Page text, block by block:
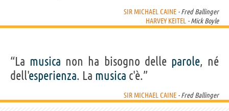
SIR MICHAEL CAINE - Fred Ballinger
HARVEY KEITEL - Mick Boyle
“La musica non ha bisogno delle parole, né
dell'esperienza. La musica c'è.”
SIR MICHAEL CAINE - Fred Ballinger